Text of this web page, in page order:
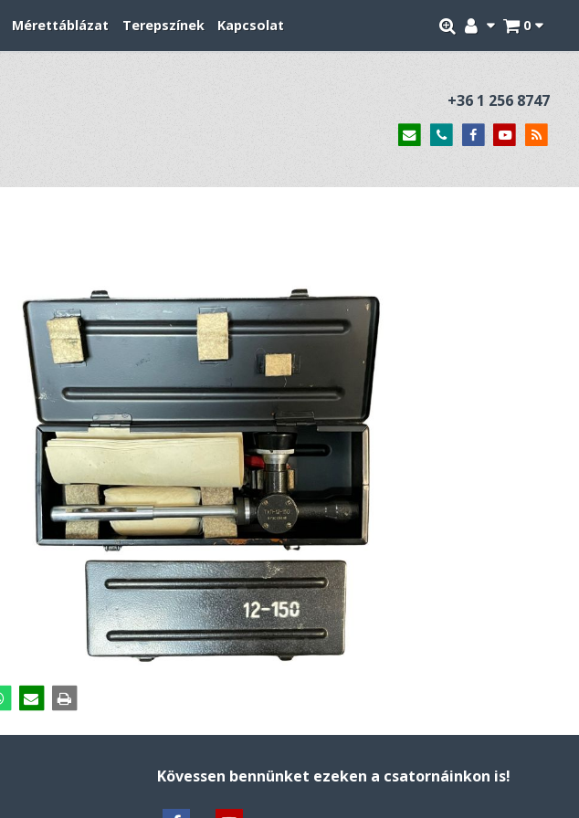
0
Mérettáblázat Terepszínek Kapcsolat
+36 1 256 8747
Kövessen bennünket ezeken a csatornáinkon is!